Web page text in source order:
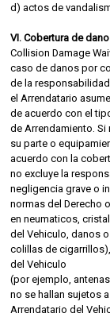
d) actos de
VI. Cobertura de
Collision Damage
caso de danos por
de la
el Arrendatario
de acuerdo con el
de Arrendamiento.
su parte o
acuerdo con la
no excluye la
negligencia grave o
normas del Derecho
en neumaticos,
del Vehiculo, danos
colillas de
del Vehiculo
(por ejemplo,
no se hallan sujetos
Arrendatario del